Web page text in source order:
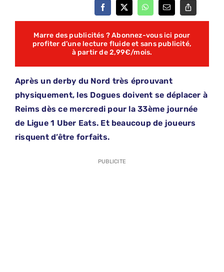
Marre des publicités ? Abonnez-vous ici pour
profiter d’une lecture fluide et sans publicité,
à partir de 2,99€/mois.
Après un derby du Nord très éprouvant
physiquement, les Dogues doivent se déplacer à
Reims dès ce mercredi pour la 33ème journée
de Ligue 1 Uber Eats. Et beaucoup de joueurs
risquent d’être forfaits.
PUBLICITE